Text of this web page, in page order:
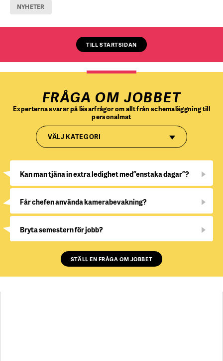
NYHETER
TILL STARTSIDAN
FRÅGA OM JOBBET
Experterna svarar på läsarfrågor om allt från schemaläggning till
personalmat
VÄLJ KATEGORI
Kan man tjäna in extra ledighet med ”enstaka dagar”?
Får chefen använda kamerabevakning?
Bryta semestern för jobb?
STÄLL EN FRÅGA OM JOBBET